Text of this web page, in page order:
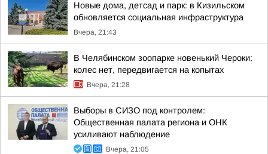
Новые дома, детсад и парк: в Кизильском
обновляется социальная инфраструктура
Вчера, 21:43
В Челябинском зоопарке новенький Чероки:
колес нет, передвигается на копытах
Вчера, 21:28
Выборы в СИЗО под контролем:
Общественная палата региона и ОНК
усиливают наблюдение
Вчера, 21:05